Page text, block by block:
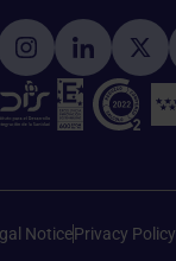
NoticePrivacy Policy